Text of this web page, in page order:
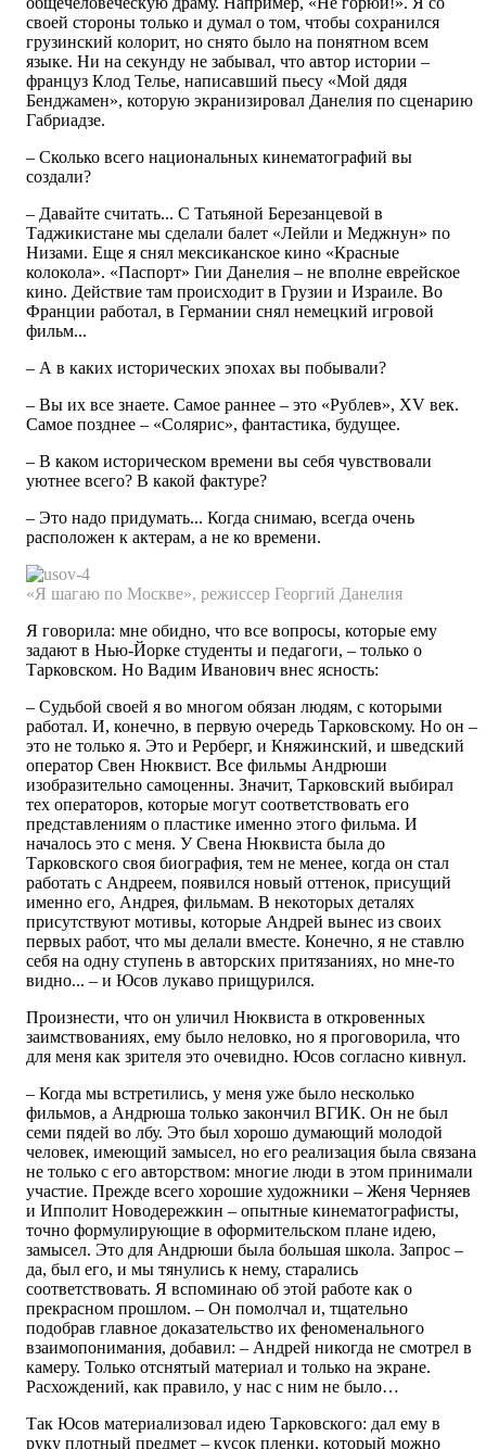
своей стороны только и думал о том, чтобы сохранился
грузинский колорит, но снято было на понятном всем
языке. Ни на секунду не забывал, что автор истории –
француз Клод Телье, написавший пьесу «Мой дядя
Бенджамен», которую экранизировал Данелия по сценарию
Габриадзе.
– Сколько всего национальных кинематографий вы
создали?
– Давайте считать... С Татьяной Березанцевой в
Таджикистане мы сделали балет «Лейли и Меджнун» по
Низами. Еще я снял мексиканское кино «Красные
колокола». «Паспорт» Гии Данелия – не вполне еврейское
кино. Действие там происходит в Грузии и Израиле. Во
Франции работал, в Германии снял немецкий игровой
фильм...
– А в каких исторических эпохах вы побывали?
– Вы их все знаете. Самое раннее – это «Рублев», XV век.
Самое позднее – «Солярис», фантастика, будущее.
– В каком историческом времени вы себя чувствовали
уютнее всего? В какой фактуре?
– Это надо придумать... Когда снимаю, всегда очень
расположен к актерам, а не ко времени.
«Я шагаю по Москве», режиссер Георгий Данелия
Я говорила: мне обидно, что все вопросы, которые ему
задают в Нью-Йорке студенты и педагоги, – только о
Тарковском. Но Вадим Иванович внес ясность:
– Судьбой своей я во многом обязан людям, с которыми
работал. И, конечно, в первую очередь Тарковскому. Но он –
это не только я. Это и Рерберг, и Княжинский, и шведский
оператор Свен Нюквист. Все фильмы Андрюши
изобразительно самоценны. Значит, Тарковский выбирал
тех операторов, которые могут соответствовать его
представлениям о пластике именно этого фильма. И
началось это с меня. У Свена Нюквиста была до
Тарковского своя биография, тем не менее, когда он стал
работать с Андреем, появился новый оттенок, присущий
именно его, Андрея, фильмам. В некоторых деталях
присутствуют мотивы, которые Андрей вынес из своих
первых работ, что мы делали вместе. Конечно, я не ставлю
себя на одну ступень в авторских притязаниях, но мне-то
видно... – и Юсов лукаво прищурился.
Произнести, что он уличил Нюквиста в откровенных
заимствованиях, ему было неловко, но я проговорила, что
для меня как зрителя это очевидно. Юсов согласно кивнул.
– Когда мы встретились, у меня уже было несколько
фильмов, а Андрюша только закончил ВГИК. Он не был
семи пядей во лбу. Это был хорошо думающий молодой
человек, имеющий замысел, но его реализация была связана
не только с его авторством: многие люди в этом принимали
участие. Прежде всего хорошие художники – Женя Черняев
и Ипполит Новодережкин – опытные кинематографисты,
точно формулирующие в оформительском плане идею,
замысел. Это для Андрюши была большая школа. Запрос –
да, был его, и мы тянулись к нему, старались
соответствовать. Я вспоминаю об этой работе как о
прекрасном прошлом. – Он помолчал и, тщательно
подобрав главное доказательство их феноменального
взаимопонимания, добавил: – Андрей никогда не смотрел в
камеру. Только отснятый материал и только на экране.
Расхождений, как правило, у нас с ним не было…
Так Юсов материализовал идею Тарковского: дал ему в
руку плотный предмет – кусок пленки, который можно